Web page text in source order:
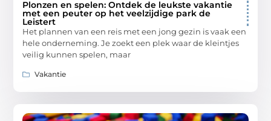
Plonzen en spelen: Ontdek de leukste vakantie
met een peuter op het veelzijdige park de
Leistert
Het plannen van een reis met een jong gezin is vaak een
hele onderneming. Je zoekt een plek waar de kleintjes
veilig kunnen spelen, maar
Vakantie